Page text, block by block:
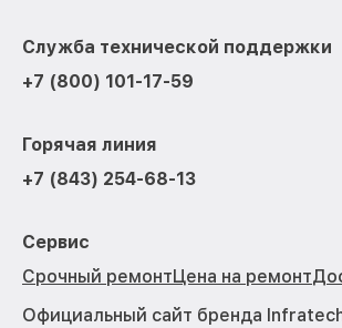
Служба технической поддержки
+7 (800) 101-17-59
Горячая линия
+7 (843) 254-68-13
Сервис
Срочный ремонтЦена на ремонт
Официальный сайт бренда